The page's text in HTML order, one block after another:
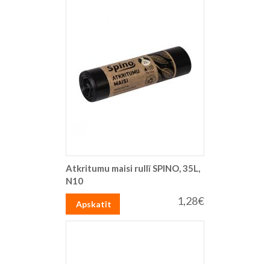
Atkritumu maisi rullī SPINO, 35L,
N10
1,28€
Apskatīt